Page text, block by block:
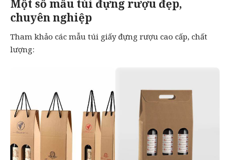
Một số mẫu túi đựng rượu đẹp,
chuyên nghiệp
Tham khảo các mẫu túi giấy đựng rượu cao cấp, chất
lượng: